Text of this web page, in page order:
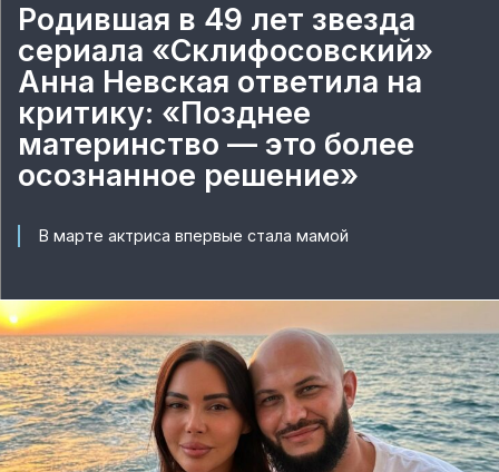
Родившая в 49 лет звезда
сериала «Склифосовский»
Анна Невская ответила на
критику: «Позднее
материнство — это более
осознанное решение»
В марте актриса впервые стала мамой